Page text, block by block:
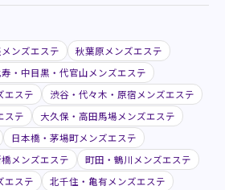
ンズエステ
秋葉原メンズエステ
・中目黒・代官山メンズエステ
エステ
渋谷・代々木・原宿メンズエステ
ステ
大久保・高田馬場メンズエステ
日本橋・茅場町メンズエステ
メンズエステ
町田・鶴川メンズエステ
エステ
北千住・亀有メンズエステ